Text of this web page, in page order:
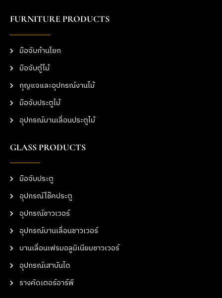
FURNITURE PRODUCTS
มือจับก้านโยก
มือจับตู้ไม้
กุญแจและอุปกรณ์งานไม้
มือจับประตูไม้
อุปกรณ์บานเลื่อนประตูไม้
GLASS PRODUCTS
มือจับประตู
อุปกรณ์โช๊คประตู
อุปกรณ์ชาวเวอร์
อุปกรณ์บานเลื่อนชาวเวอร์
บานเลื่อนเฟรมอลูมิเนียมชาวเวอร์
อุปกรณ์เสาบันได
รางคัดเตอร์อาร์พี